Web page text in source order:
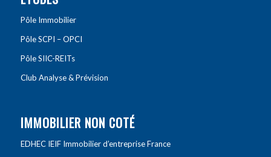
Pôle Immobilier
Pôle SCPI – OPCI
Pôle SIIC-REITs
Club Analyse & Prévision
IMMOBILIER NON COTÉ
EDHEC IEIF Immobilier d’entreprise France